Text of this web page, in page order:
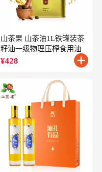
山茶果 山茶油1L铁罐装茶
籽油一级物理压榨食用油
¥428